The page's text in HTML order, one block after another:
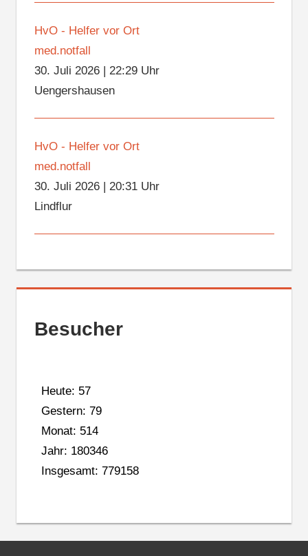
HvO - Helfer vor Ort
med.notfall
30. Juli 2026| 22:29 Uhr
Uengershausen
HvO - Helfer vor Ort
med.notfall
30. Juli 2026| 20:31 Uhr
Lindflur
Besucher
Heute: 57
Gestern: 79
Monat: 514
Jahr: 180346
Insgesamt: 779158